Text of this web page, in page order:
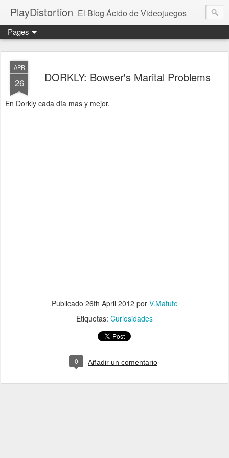
PlayDistortion El Blog Ácido de Videojuegos
Pages
APR
26 DORKLY: Bowser's Marital Problems
En Dorkly cada día mas y mejor.
Publicado 26th April 2012 por V.Matute
Etiquetas: Curiosidades
0 Añadir un comentario